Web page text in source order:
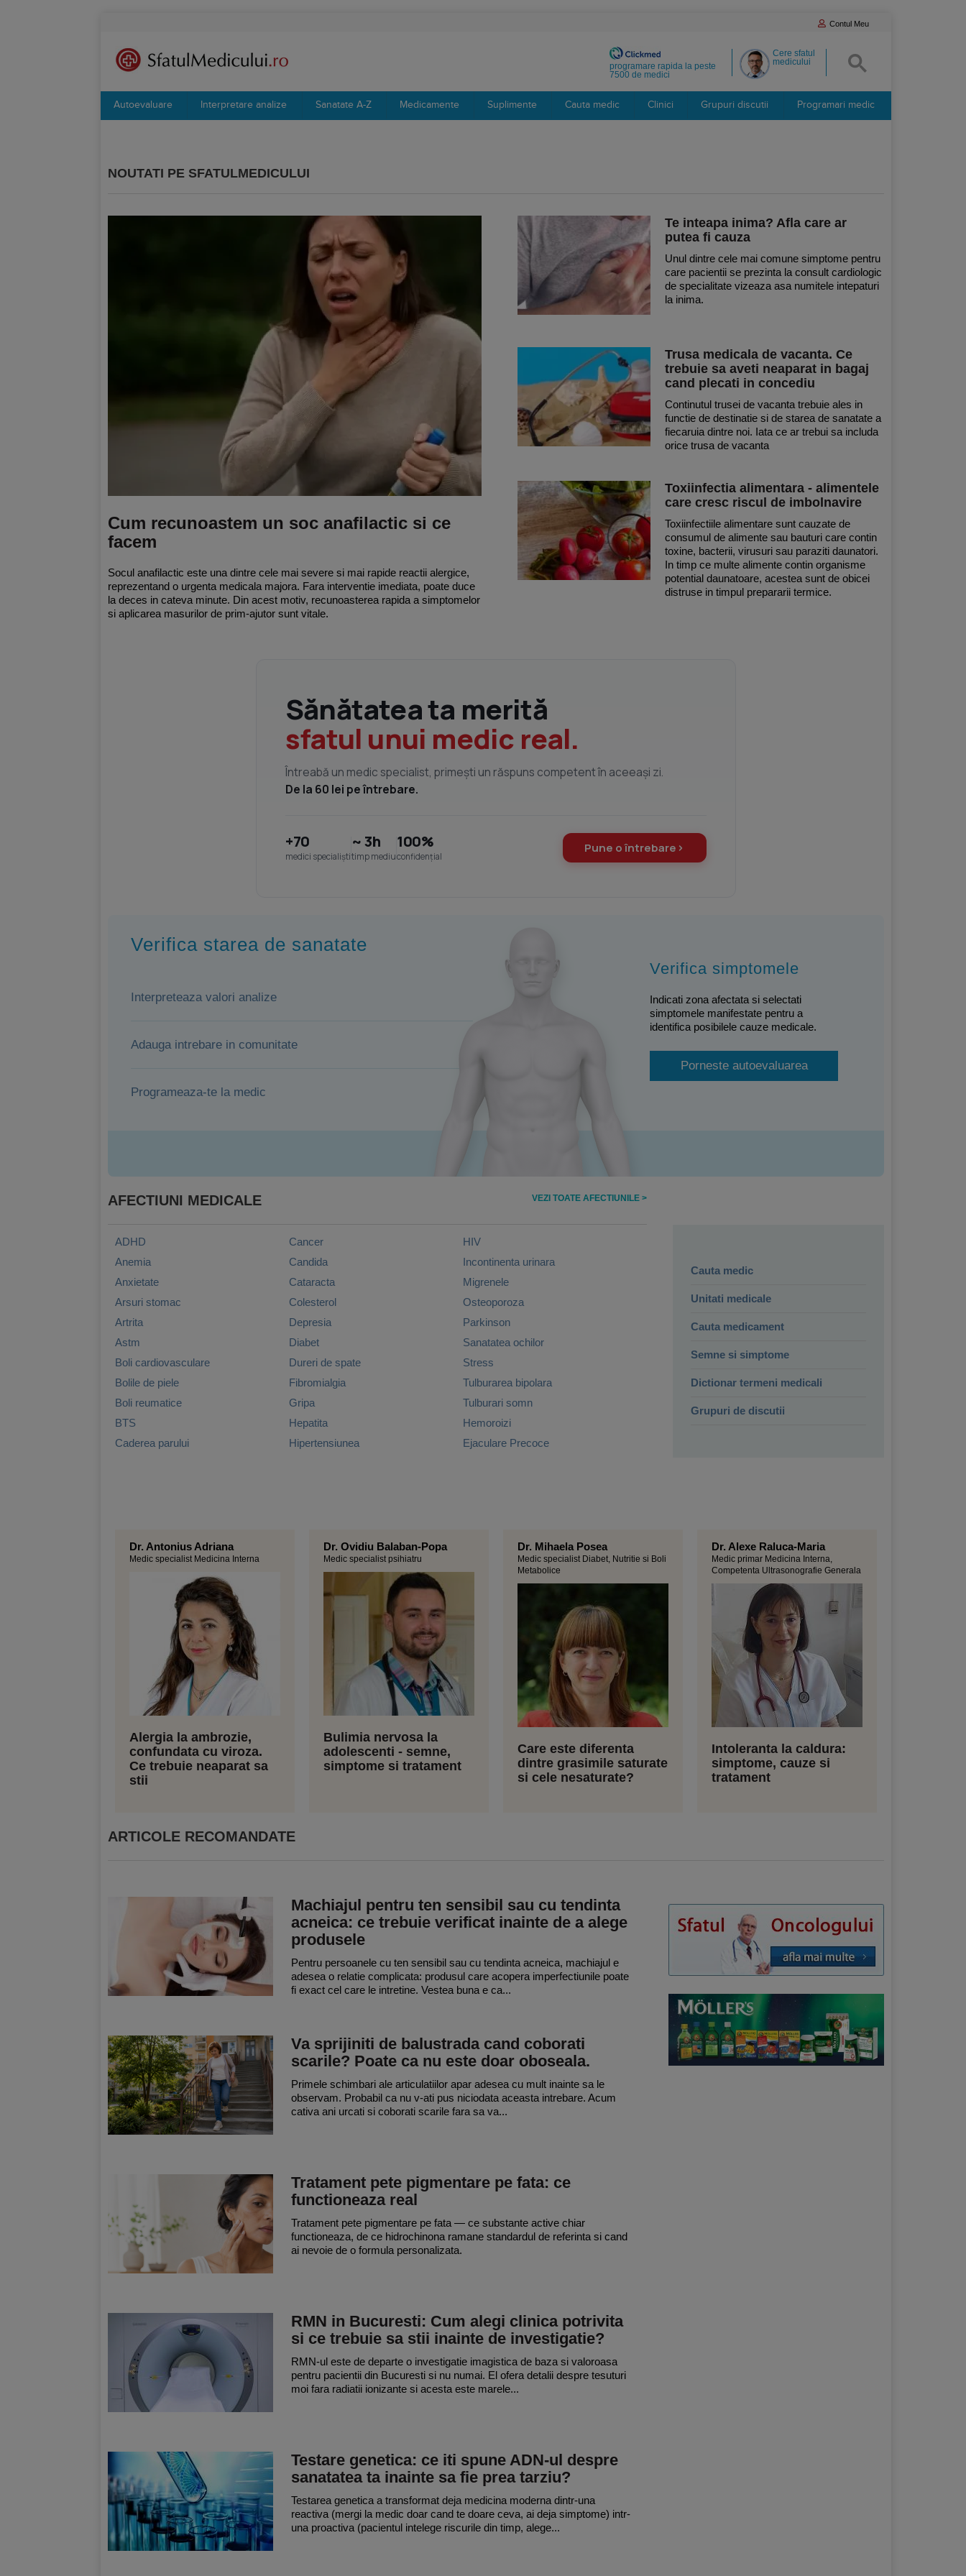
Contul Meu
Cere sfatul
medicului
programare rapida la peste
7500 de medici
Autoevaluare Interpretare analize Sanatate A-Z Medicamente Suplimente Cauta medic Clinici Grupuri discutii Programari medic
NOUTATI PE SFATULMEDICULUI
Cum recunoastem un soc anafilactic si ce
facem
Socul anafilactic este una dintre cele mai severe si mai rapide reactii alergice,
reprezentand o urgenta medicala majora. Fara interventie imediata, poate duce
la deces in cateva minute. Din acest motiv, recunoasterea rapida a simptomelor
si aplicarea masurilor de prim-ajutor sunt vitale.
Te inteapa inima? Afla care ar
putea fi cauza
Unul dintre cele mai comune simptome pentru
care pacientii se prezinta la consult cardiologic
de specialitate vizeaza asa numitele intepaturi
la inima.
Trusa medicala de vacanta. Ce
trebuie sa aveti neaparat in bagaj
cand plecati in concediu
Continutul trusei de vacanta trebuie ales in
functie de destinatie si de starea de sanatate a
fiecaruia dintre noi. Iata ce ar trebui sa includa
orice trusa de vacanta
Toxiinfectia alimentara - alimentele
care cresc riscul de imbolnavire
Toxiinfectiile alimentare sunt cauzate de
consumul de alimente sau bauturi care contin
toxine, bacterii, virusuri sau paraziti daunatori.
In timp ce multe alimente contin organisme
potential daunatoare, acestea sunt de obicei
distruse in timpul prepararii termice.
Sănătatea ta merită
sfatul unui medic real.
Întreabă un medic specialist, primești un răspuns competent în aceeași zi.
De la 60 lei pe întrebare.
+70
medici specialiști
~ 3h
timp mediu
100%
confidențial
Pune o întrebare
Verifica starea de sanatate
Interpreteaza valori analize
Adauga intrebare in comunitate
Programeaza-te la medic
Verifica simptomele
Indicati zona afectata si selectati
simptomele manifestate pentru a
identifica posibilele cauze medicale.
Porneste autoevaluarea
AFECTIUNI MEDICALE VEZI TOATE AFECTIUNILE >
ADHD
Anemia
Anxietate
Arsuri stomac
Artrita
Astm
Boli cardiovasculare
Bolile de piele
Boli reumatice
BTS
Caderea parului
Cancer
Candida
Cataracta
Colesterol
Depresia
Diabet
Dureri de spate
Fibromialgia
Gripa
Hepatita
Hipertensiunea
HIV
Incontinenta urinara
Migrenele
Osteoporoza
Parkinson
Sanatatea ochilor
Stress
Tulburarea bipolara
Tulburari somn
Hemoroizi
Ejaculare Precoce
Cauta medic
Unitati medicale
Cauta medicament
Semne si simptome
Dictionar termeni medicali
Grupuri de discutii
Dr. Antonius Adriana
Medic specialist Medicina Interna
Alergia la ambrozie,
confundata cu viroza.
Ce trebuie neaparat sa
stii
Dr. Ovidiu Balaban-Popa
Medic specialist psihiatru
Bulimia nervosa la
adolescenti - semne,
simptome si tratament
Dr. Mihaela Posea
Medic specialist Diabet, Nutritie si Boli
Metabolice
Care este diferenta
dintre grasimile saturate
si cele nesaturate?
Dr. Alexe Raluca-Maria
Medic primar Medicina Interna,
Competenta Ultrasonografie Generala
Intoleranta la caldura:
simptome, cauze si
tratament
ARTICOLE RECOMANDATE
Machiajul pentru ten sensibil sau cu tendinta
acneica: ce trebuie verificat inainte de a alege
produsele
Pentru persoanele cu ten sensibil sau cu tendinta acneica, machiajul e
adesea o relatie complicata: produsul care acopera imperfectiunile poate
fi exact cel care le intretine. Vestea buna e ca...
Va sprijiniti de balustrada cand coborati
scarile? Poate ca nu este doar oboseala.
Primele schimbari ale articulatiilor apar adesea cu mult inainte sa le
observam. Probabil ca nu v-ati pus niciodata aceasta intrebare. Acum
cativa ani urcati si coborati scarile fara sa va...
Tratament pete pigmentare pe fata: ce
functioneaza real
Tratament pete pigmentare pe fata — ce substante active chiar
functioneaza, de ce hidrochinona ramane standardul de referinta si cand
ai nevoie de o formula personalizata.
RMN in Bucuresti: Cum alegi clinica potrivita
si ce trebuie sa stii inainte de investigatie?
RMN-ul este de departe o investigatie imagistica de baza si valoroasa
pentru pacientii din Bucuresti si nu numai. El ofera detalii despre tesuturi
moi fara radiatii ionizante si acesta este marele...
Testare genetica: ce iti spune ADN-ul despre
sanatatea ta inainte sa fie prea tarziu?
Testarea genetica a transformat deja medicina moderna dintr-una
reactiva (mergi la medic doar cand te doare ceva, ai deja simptome) intr-
una proactiva (pacientul intelege riscurile din timp, alege...